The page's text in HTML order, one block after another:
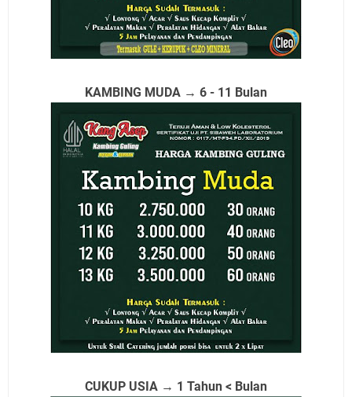
KAMBING MUDA → 6 - 11 Bulan
CUKUP USIA → 1 Tahun < Bulan